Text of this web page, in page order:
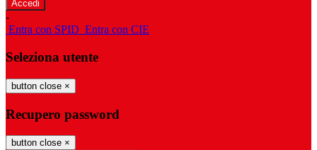
-
Entra con SPID Entra con CIE
Seleziona utente
button close ×
Recupero password
button close ×